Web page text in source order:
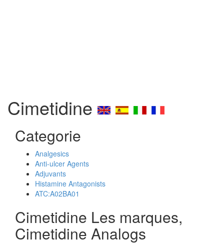
Cimetidine
Categorie
Analgesics
Anti-ulcer Agents
Adjuvants
Histamine Antagonists
ATC:A02BA01
Cimetidine Les marques,
Cimetidine Analogs